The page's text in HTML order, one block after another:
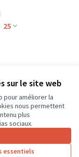
sur le site web
pour améliorer la
nous permettent
plus
sociaux.
essentiels
25